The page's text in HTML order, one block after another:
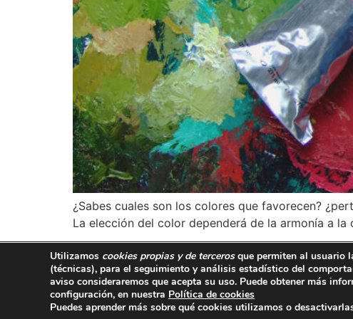
¿Sabes cuales son los colores que favorecen?
La elección del color dependerá de la armonía a la
667 749 479
Aviso legal Política de privacidad
Utilizamos cookies propias y de tercerosque permiten al usuario
(técnicas), para el seguimiento y análisis estadístico del
aviso consideraremos que acepta su uso. Puede obtener más
configuración, en nuestra Política de cookies
Puedes aprender más sobre qué cookies utilizamos o